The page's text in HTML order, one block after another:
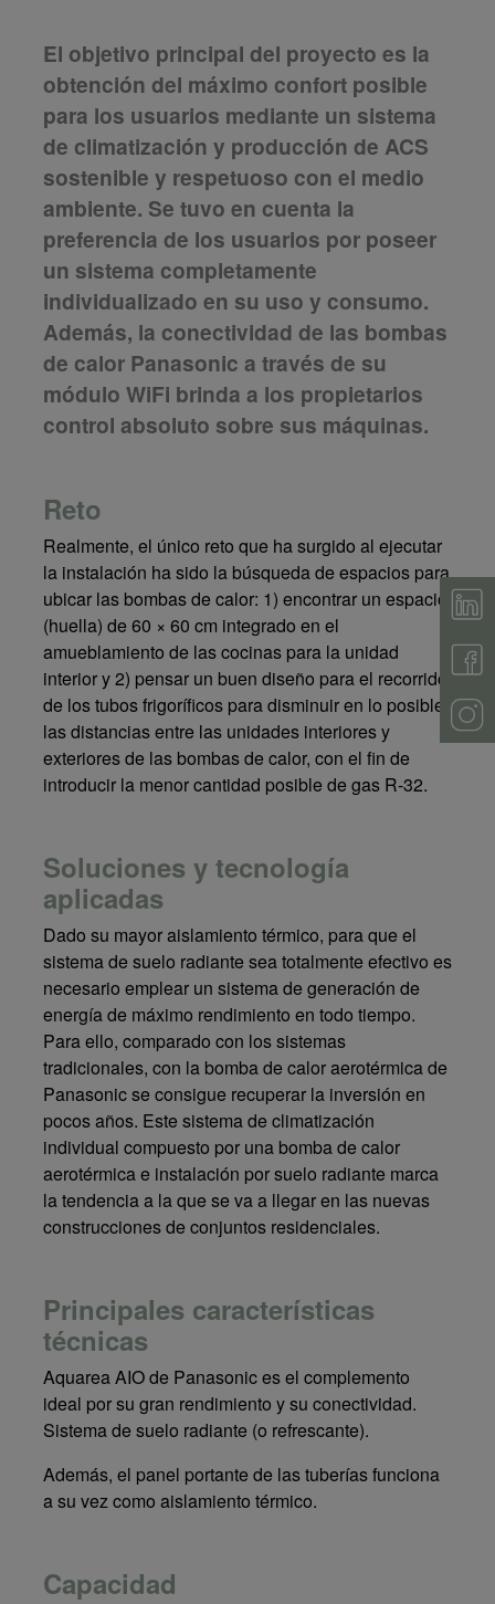
El objetivo principal del proyecto es la
obtención del máximo confort posible
para los usuarios mediante un sistema
de climatización y producción de ACS
sostenible y respetuoso con el medio
ambiente. Se tuvo en cuenta la
preferencia de los usuarios por poseer
un sistema completamente
individualizado en su uso y consumo.
Además, la conectividad de las bombas
de calor Panasonic a través de su
módulo WiFi brinda a los propietarios
control absoluto sobre sus máquinas.
Reto
Realmente, el único reto que ha surgido al ejecutar
la instalación ha sido la búsqueda de espacios para
ubicar las bombas de calor: 1) encontrar un espacio
(huella) de 60 × 60 cm integrado en el
amueblamiento de las cocinas para la unidad
interior y 2) pensar un buen diseño para el recorrido
de los tubos frigoríficos para disminuir en lo posible
las distancias entre las unidades interiores y
exteriores de las bombas de calor, con el fin de
introducir la menor cantidad posible de gas R-32.
Soluciones y tecnología
aplicadas
Dado su mayor aislamiento térmico, para que el
sistema de suelo radiante sea totalmente efectivo es
necesario emplear un sistema de generación de
energía de máximo rendimiento en todo tiempo.
Para ello, comparado con los sistemas
tradicionales, con la bomba de calor aerotérmica de
Panasonic se consigue recuperar la inversión en
pocos años. Este sistema de climatización
individual compuesto por una bomba de calor
aerotérmica e instalación por suelo radiante marca
la tendencia a la que se va a llegar en las nuevas
construcciones de conjuntos residenciales.
Principales características
técnicas
Aquarea AIO de Panasonic es el complemento
ideal por su gran rendimiento y su conectividad.
Sistema de suelo radiante (o refrescante).
Además, el panel portante de las tuberías funciona
a su vez como aislamiento térmico.
Capacidad